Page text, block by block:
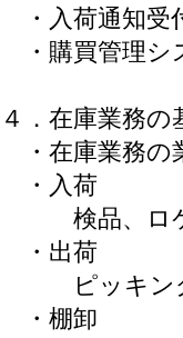
・入荷通知受
・購買管理シ
４．在庫業務
・在庫業務の
・入荷
検品、ロケ
・出荷
ピッキング
・棚卸